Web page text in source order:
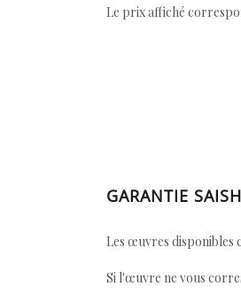
Le prix affiché
GARANTIE
Les œuvres disponibles
Si l'œuvre ne vous